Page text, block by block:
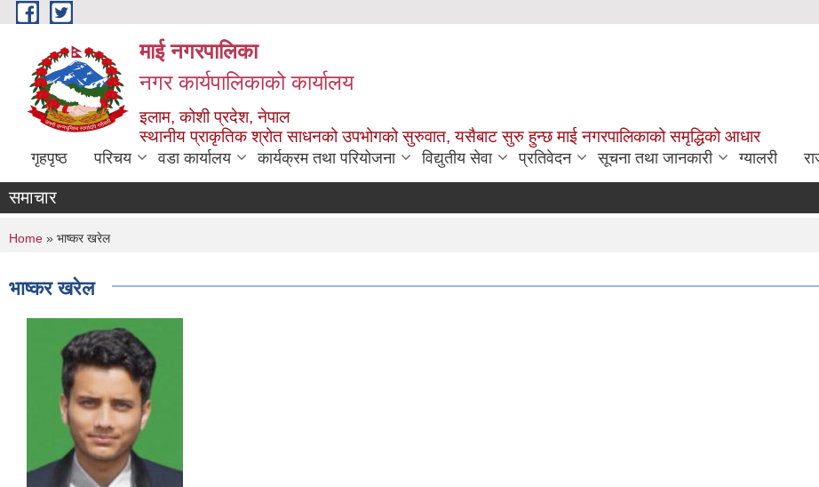
Skip to main content
माई नगरपालिका
नगर कार्यपालिकाको कार्यालय
इलाम, कोशी प्रदेश, नेपाल
स्थानीय प्राकृतिक श्रोत साधनको उपभोगको सुरुवात, यसैबाट सुरु हुन्छ माई नगरपालिकाको समृद्धिको आधार
गृहपृष्ठ परिचय वडा कार्यालय कार्यक्रम तथा परियोजना विद्युतीय सेवा प्रतिवेदन सूचना तथा जानकारी ग्यालरी
समाचार
You are here
Home » भाष्कर खरेल
भाष्कर खरेल